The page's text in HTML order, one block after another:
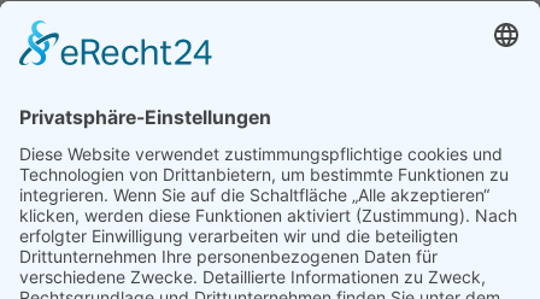
Anglistik in Freiburg und lebt seit
sie im Stadtarchiv über das Leben
bürgerlicher und ehrloser Frauen
und schrieb gemeinsam mit Sully
Roecken hierüber ein
Standardwerk.